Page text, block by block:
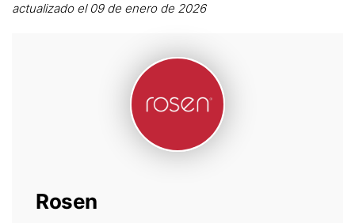
actualizado el 09 de enero de 2026
Rosen